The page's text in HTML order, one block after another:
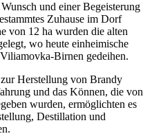
und einer Begeisterung
Zuhause im Dorf
von 12 ha wurden die alten
wo heute einheimische
Birnen gedeihen.
Herstellung von Brandy
und das Können, die von
wurden, ermöglichten es
Destillation und